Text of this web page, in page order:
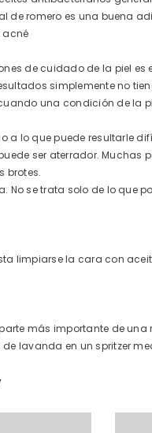
de romero es una buena
acné
de cuidado de la piel es
simplemente no
una condición de la
a lo que puede resultarle
ser aterrador.
brotes.
No se trata solo de lo que
limpiarse la cara con
más importante de una
lavanda en un spritzer